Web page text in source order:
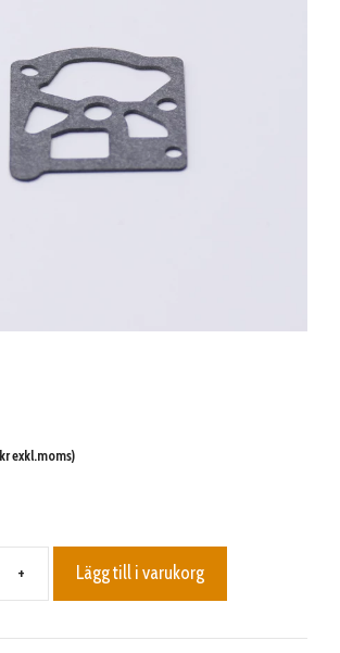
krexkl.moms)
Gasket
+ Lägg till i varukorg